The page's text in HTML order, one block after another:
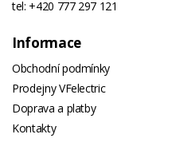
tel: +420 777 297 121
Informace
Obchodní podmínky
Prodejny VFelectric
Doprava a platby
Kontakty